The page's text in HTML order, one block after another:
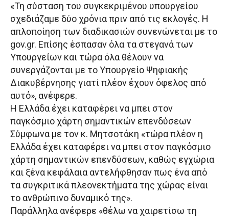
«Τη σύσταση του συγκεκριμένου υπουργείου
σχεδιάζαμε δύο χρόνια πριν από τις εκλογές. Η
απλοποίηση των διαδικασιών συνενώνεται με το
gov.gr. Επίσης έσπασαν όλα τα στεγανά των
Υπουργείων και τώρα όλα θέλουν να
συνεργάζονται με το Υπουργείο Ψηφιακής
Διακυβέρνησης γιατί πλέον έχουν όφελος από
αυτό», ανέφερε.
Η Ελλάδα έχει καταφέρει να μπει στον
παγκόσμιο χάρτη σημαντικών επενδύσεων
Σύμφωνα με τον κ. Μητσοτάκη «τώρα πλέον η
Ελλάδα έχει καταφέρει να μπει στον παγκόσμιο
χάρτη σημαντικών επενδύσεων, καθώς εγχώρια
και ξένα κεφάλαια αντελήφθησαν πως ένα από
τα συγκριτικά πλεονεκτήματα της χώρας είναι
το ανθρώπινο δυναμικό της».
Παράλληλα ανέφερε «θέλω να χαιρετίσω τη